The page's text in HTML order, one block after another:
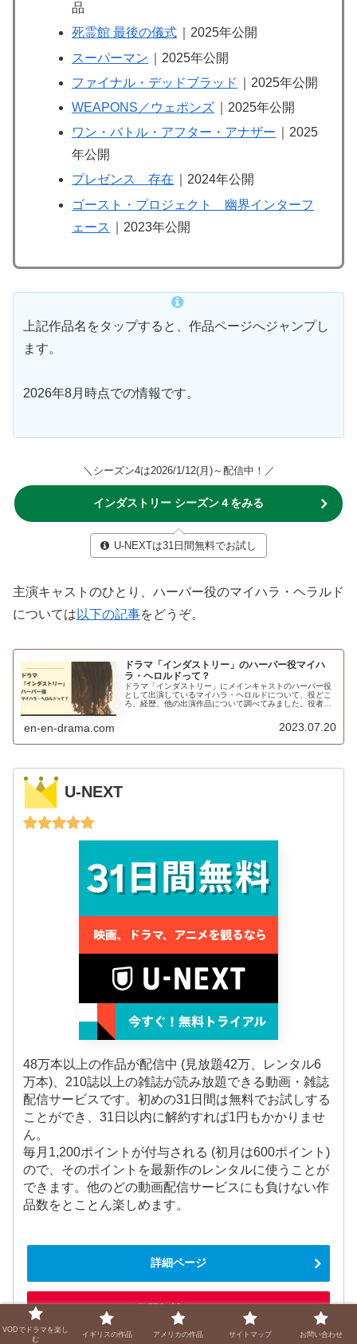
品
死霊館 最後の儀式 ｜2025年公開
スーパーマン
｜2025年公開
ファイナル・デッドブラッド
｜2025年公開
WEAPONS／ウェポンズ ｜2025年公開
ワン・バトル・アフター・アナザー
｜2025
年公開
プレゼンス 存在
｜2024年公開
ゴースト・プロジェクト 幽界インターフ
ェース
｜2023年公開
上記作品名をタップすると、作品ページへジャンプし
ます。
2026年8月時点での情報です。
＼シーズン4は2026/1/12(月)～配信中！／
インダストリー シーズン４をみる
U-NEXTは31日間無料でお試し
主演キャストのひとり、ハーパー役のマイハラ・ヘラルド
については 以下の記事をどうぞ。
ドラマ「インダストリー」のハーパー役マイハ
ラ・ヘロルドって？
ドラマ「インダストリー」にメインキャストのハーパー役
として出演しているマイハラ・ヘロルドについて、役どこ
ろ、経歴、他の出演作品について調べてみました。役者と
en-en-drama.com 2023.07.20
U-NEXT
48万本以上の作品が配信中 (見放題42万、レンタル6
万本)、210誌以上の雑誌が読み放題できる動画・雑誌
配信サービスです。初めの31日間は無料でお試しする
ことができ、31日以内に解約すれば1円もかかりませ
ん。
毎月1,200ポイントが付与される (初月は600ポイント)
ので、そのポイントを最新作のレンタルに使うことが
できます。他のどの動画配信サービスにも負けない作
品数をとことん楽しめます。
詳細ページ
31日間無料｜U-NEXT
VODでドラマを楽し
む
イギリスの作品 アメリカの作品 サイトマップ お問い合わせ